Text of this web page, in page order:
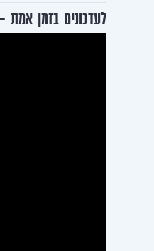
לעדכונים בזמן